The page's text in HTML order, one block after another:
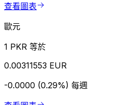
查看圖表
歐元
1 PKR 等於
0.00311553 EUR
-0.0000 (0.29%) 每週